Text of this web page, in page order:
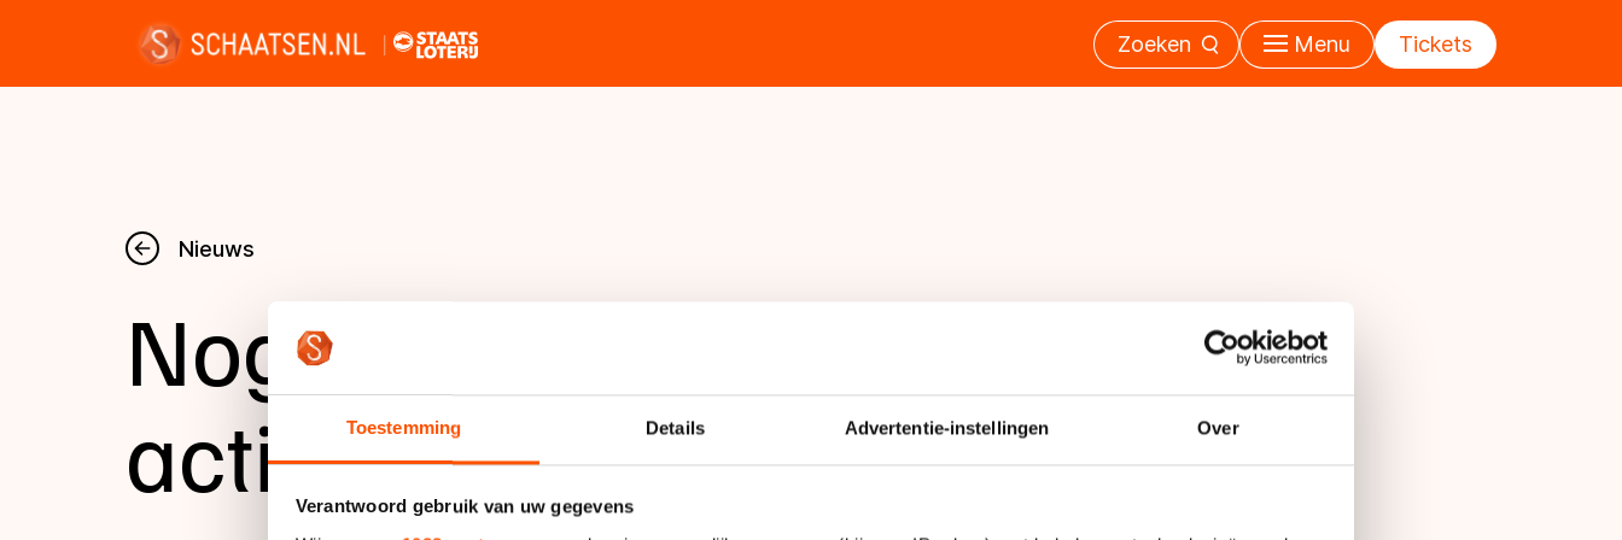
Toestemming Details Advertentie-instellingen Over
Verantwoord gebruik van uw gegevens
Zoeken Menu Tickets
Nieuws
Kalender
Disciplines
Uitslagen
Nieuws
Nog voldoende
activiteiten bij IJSTIJD!